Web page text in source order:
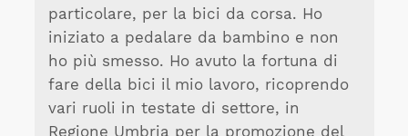
particolare, per la bici da corsa. Ho
iniziato a pedalare da bambino e non
ho più smesso. Ho avuto la fortuna di
fare della bici il mio lavoro, ricoprendo
vari ruoli in testate di settore, in
Regione Umbria per la promozione del